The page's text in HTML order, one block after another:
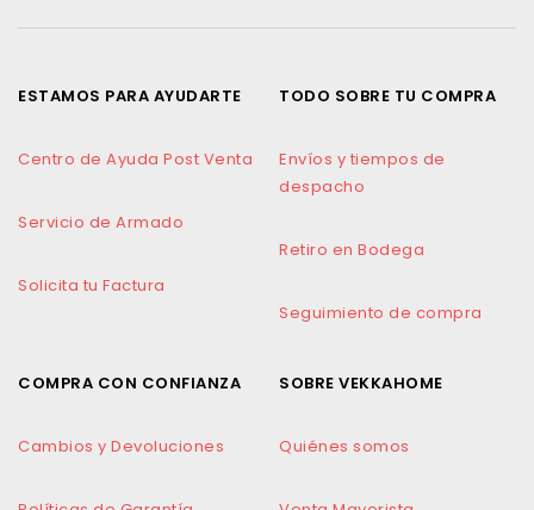
ESTAMOS PARA AYUDARTE
Centro de Ayuda Post Venta
Servicio de Armado
Solicita tu Factura
TODO SOBRE TU COMPRA
Envíos y tiempos de
despacho
Retiro en Bodega
Seguimiento de compra
COMPRA CON CONFIANZA
Cambios y Devoluciones
SOBRE VEKKAHOME
Quiénes somos